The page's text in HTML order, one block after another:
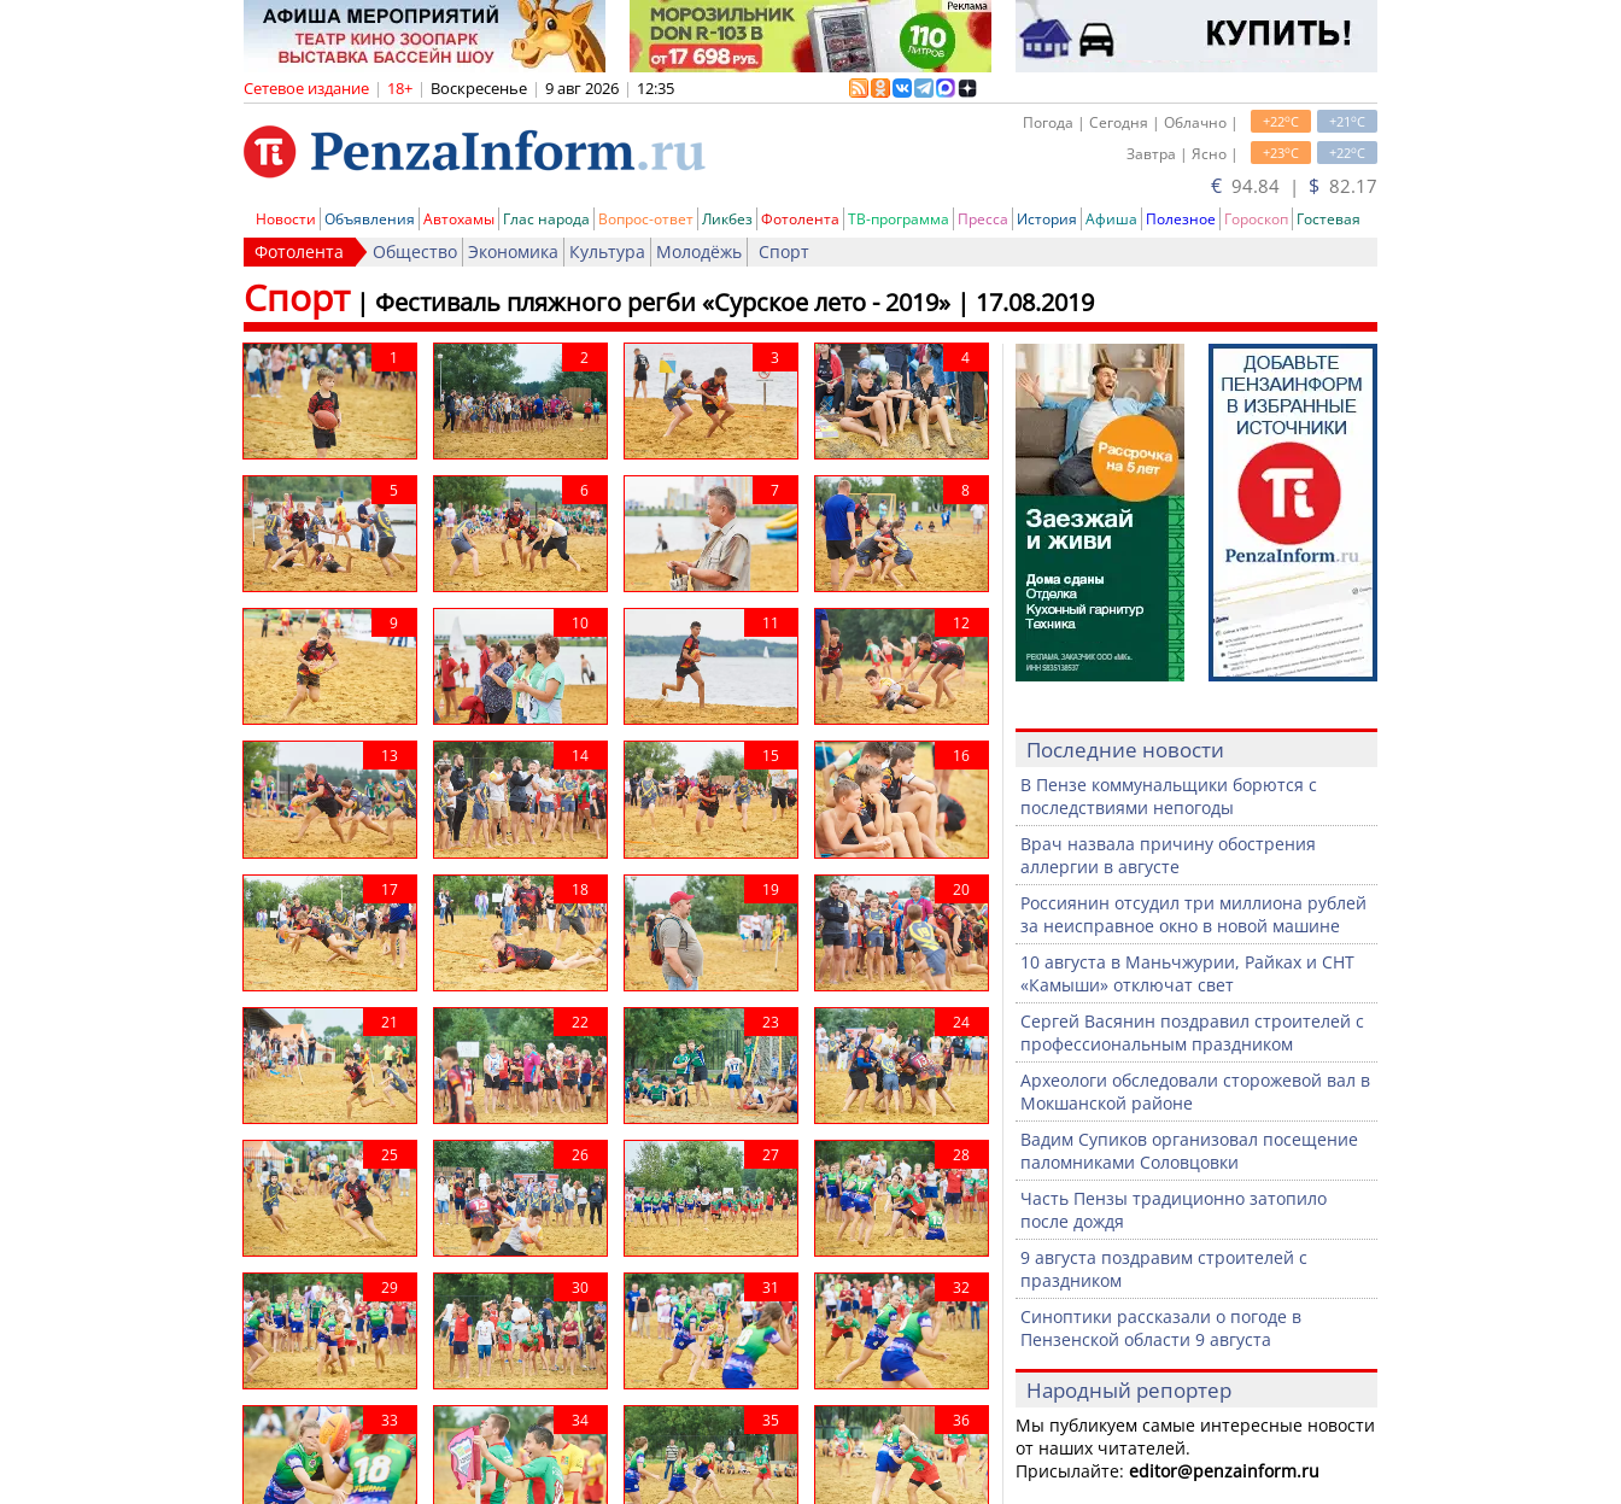
Сетевое издание | 18+ | Воскресенье | 9 авг 2026 | 12:35
+21oC
+22oC
Погода | Сегодня | Облачно |
+22oC
+23oC
Завтра | Ясно |
€ 94.84 | $ 82.17
Новости Объявления Автохамы Глас народа Вопрос-ответ Ликбез Фотолента ТВ-программа Пресса История Афиша Полезное Гороскоп Гостевая
Фотолента Общество Экономика Культура Молодёжь Спорт
Спорт| Фестиваль пляжного регби «Сурское лето - 2019» | 17.08.2019
Последние новости
В Пензе коммунальщики борются с
последствиями непогоды
Врач назвала причину обострения
аллергии в августе
Россиянин отсудил три миллиона рублей
за неисправное окно в новой машине
10 августа в Маньчжурии, Райках и СНТ
«Камыши» отключат свет
Сергей Васянин поздравил строителей с
профессиональным праздником
Археологи обследовали сторожевой вал в
Мокшанской районе
Вадим Супиков организовал посещение
паломниками Соловцовки
Часть Пензы традиционно затопило
после дождя
9 августа поздравим строителей с
праздником
Синоптики рассказали о погоде в
Пензенской области 9 августа
Народный репортер
Мы публикуем самые интересные новости
от наших читателей.
Присылайте: editor@penzainform.ru